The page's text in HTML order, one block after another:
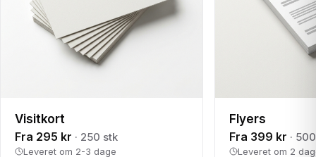
Visitkort
Fra 295 kr · 250 stk
Leveret om 2-3 dage
Flyers
Fra 399 kr ·
Leveret om 2